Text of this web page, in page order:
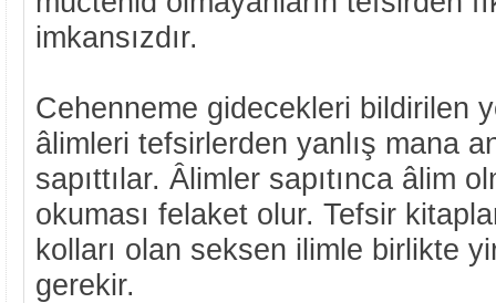
imkansızdır.
Cehenneme gidecekleri bildirilen
âlimleri tefsirlerden yanlış mana
sapıttılar. Âlimler sapıtınca âlim
okuması felaket olur. Tefsir
kolları olan seksen ilimle birlikte
gerekir.